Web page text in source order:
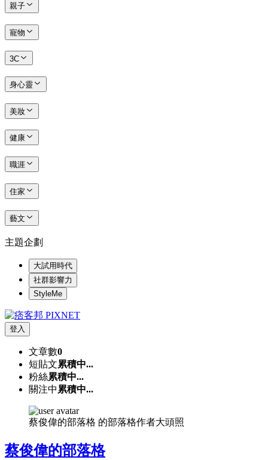
親子
寵物
3C
身心靈
美妝
健康
職涯
住家
藝文
主題企劃
大試用時代
社群影響力
StyleMe
登入
文章數0
短貼文累積中...
粉絲累積中...
關注中 累積中...
蔡俊偉的部落格 的部落格作者大頭照
蔡俊偉的部落格